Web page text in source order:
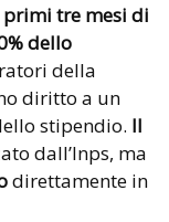
primi tre mesi di
dello
della
diritto a un
stipendio. Il
dall’Inps, ma
direttamente in